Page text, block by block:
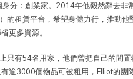
分：創業家。2014年他毅然辭去非
的租賃平台，希望身體力行，推動
更多資源。
只有54名用家，他們曾把自己的閒
逾3000個物品可被租用，Elliot的